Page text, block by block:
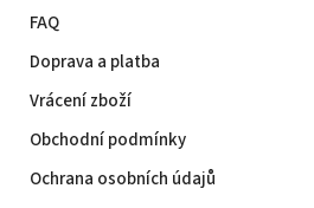
FAQ
Doprava a platba
Vrácení zboží
Obchodní podmínky
Ochrana osobních údajů